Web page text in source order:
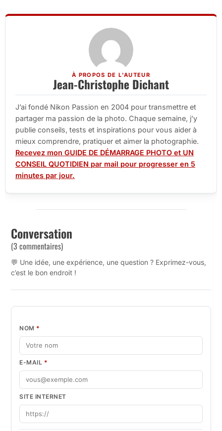
À PROPOS DE L'AUTEUR
Jean-Christophe Dichant
J’ai fondé Nikon Passion en 2004 pour transmettre et
partager ma passion de la photo. Chaque semaine, j’y
publie conseils, tests et inspirations pour vous aider à
mieux comprendre, pratiquer et aimer la photographie.
Recevez mon GUIDE DE DÉMARRAGE PHOTO et UN
CONSEIL QUOTIDIEN par mail pour progresser en 5
minutes par jour.
Conversation
(3 commentaires)
💬 Une idée, une expérience, une question ? Exprimez-vous,
c’est le bon endroit !
NOM *
E-MAIL *
SITE INTERNET